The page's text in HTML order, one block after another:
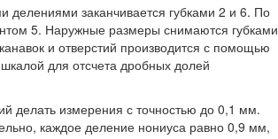
заканчивается губками 2 и 6. По
5. Наружные размеры снимаются губками
и отверстий производится с помощью
для отсчета дробных долей
делать измерения с точностью до 0,1 мм.
каждое деление нониуса равно 0,9 мм,